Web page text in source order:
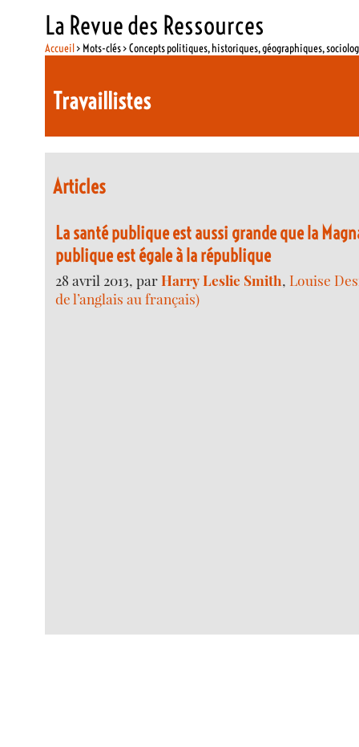
La Revue des Ressources
Accueil> Mots-clés > Concepts politiques, historiques, géographiques,
Travaillistes
Articles
La santé publique est aussi grande que la
publique est égale à la république
28 avril 2013, parHarry Leslie Smith,Louise
de l’anglais au français)